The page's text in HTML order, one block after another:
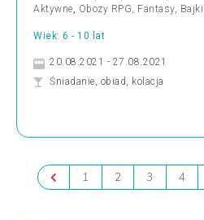
Aktywne, Obozy RPG, Fantasy, Bajki
Wiek: 6 - 10 lat
20.08.2021 - 27.08.2021
Śniadanie, obiad, kolacja
1 2 3 4